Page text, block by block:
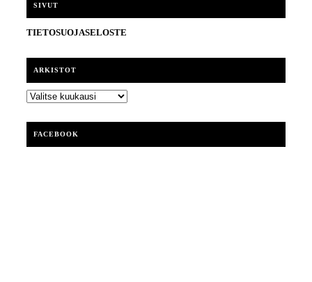
SIVUT
TIETOSUOJASELOSTE
ARKISTOT
ARKISTOT
FACEBOOK